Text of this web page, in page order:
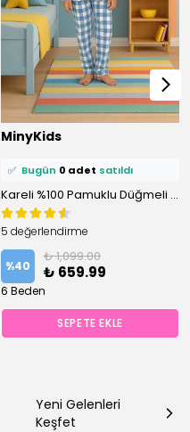
MinyKids
⭐️ Bu ürünü2 kişifavoriledi!
1 kişi
✅ Bugün 0 adet satıldı
Kareli %100 Pamuklu Düğmeli Erkek Çocuk Pijama Takım
5 değerlendirme
%40
₺ 1,099.00
₺ 659.99
6 Beden
SEPETE EKLE
Yeni Gelenleri
Keşfet